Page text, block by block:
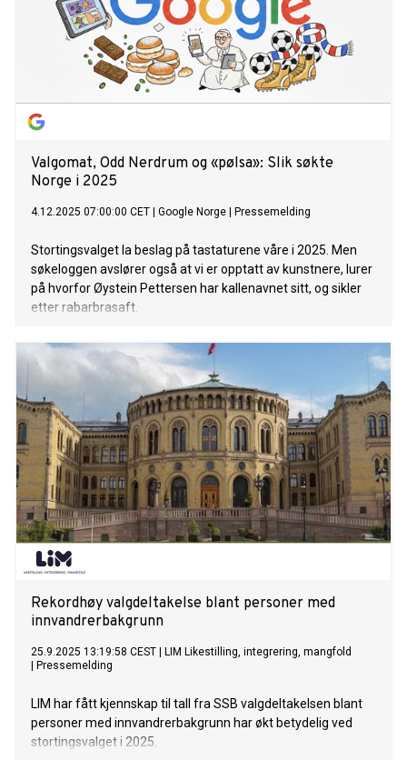
Valgomat, Odd Nerdrum og «pølsa»: Slik søkte
Norge i 2025
4.12.2025 07:00:00 CET Google Norge Pressemelding
Stortingsvalget la beslag på tastaturene våre i 2025. Men
søkeloggen avslører også at vi er opptatt av kunstnere, lurer
på hvorfor Øystein Pettersen har kallenavnet sitt, og sikler
etter rabarbrasaft.
Rekordhøy valgdeltakelse blant personer med
innvandrerbakgrunn
25.9.2025 13:19:58 CEST
LIM Likestilling, integrering, mangfold
Pressemelding
LIM har fått kjennskap til tall fra SSB valgdeltakelsen blant
personer med innvandrerbakgrunn har økt betydelig ved
stortingsvalget i 2025.